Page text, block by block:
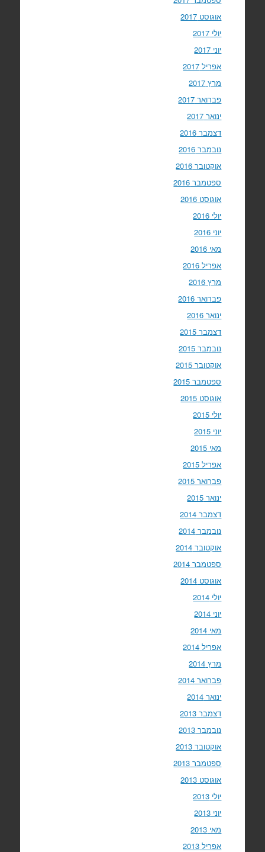
אוגוסט 2017
יולי 2017
יוני 2017
אפריל 2017
מרץ 2017
פברואר 2017
ינואר 2017
דצמבר 2016
נובמבר 2016
אוקטובר 2016
ספטמבר 2016
אוגוסט 2016
יולי 2016
יוני 2016
מאי 2016
אפריל 2016
מרץ 2016
פברואר 2016
ינואר 2016
דצמבר 2015
נובמבר 2015
אוקטובר 2015
ספטמבר 2015
אוגוסט 2015
יולי 2015
יוני 2015
מאי 2015
אפריל 2015
פברואר 2015
ינואר 2015
דצמבר 2014
נובמבר 2014
אוקטובר 2014
ספטמבר 2014
אוגוסט 2014
יולי 2014
יוני 2014
מאי 2014
אפריל 2014
מרץ 2014
פברואר 2014
ינואר 2014
דצמבר 2013
נובמבר 2013
אוקטובר 2013
ספטמבר 2013
אוגוסט 2013
יולי 2013
יוני 2013
מאי 2013
אפריל 2013